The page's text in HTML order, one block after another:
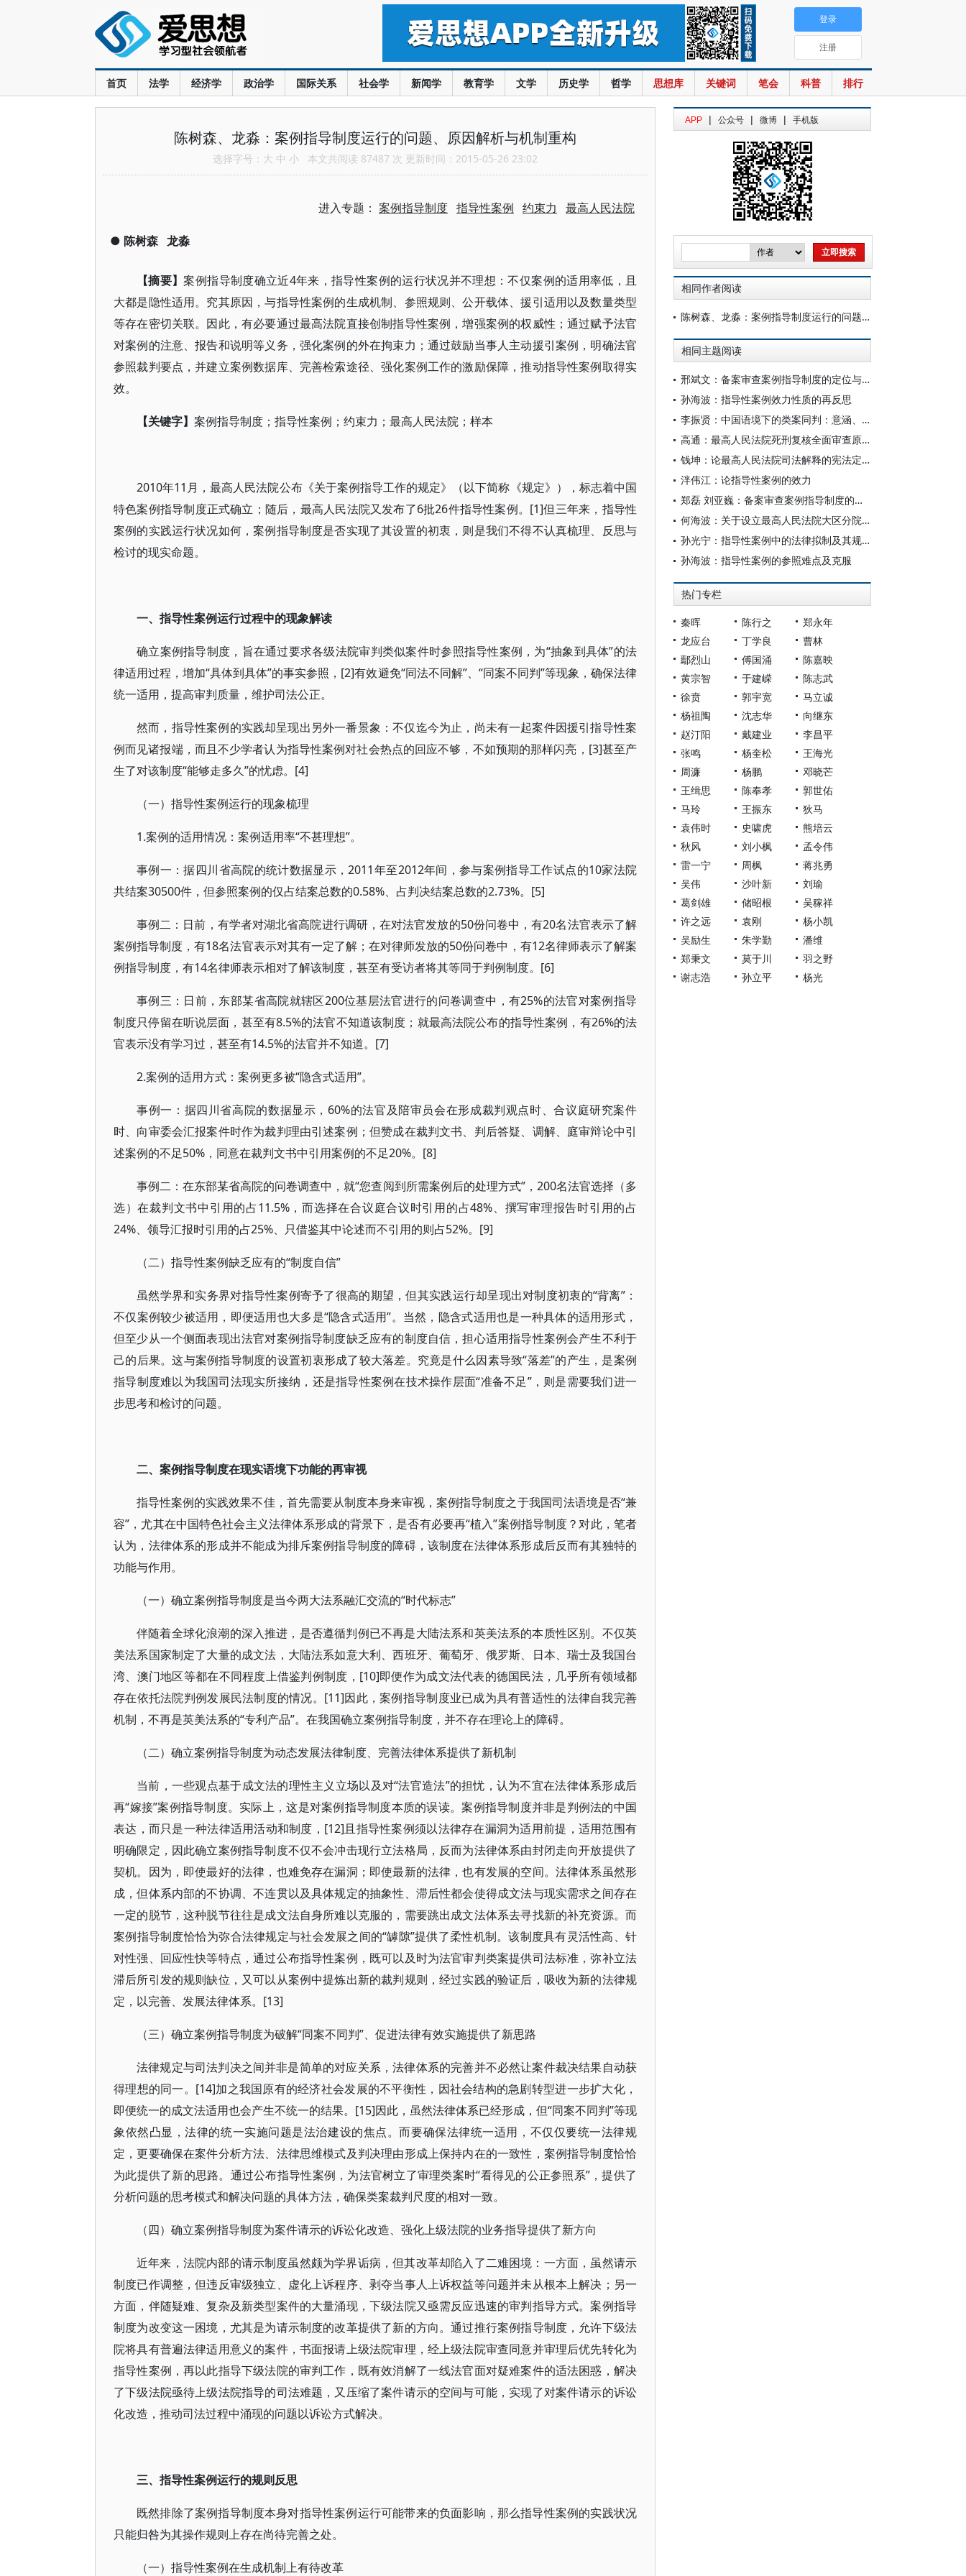
首页 法学 经济学 政治学 国际关系 社会学 新闻学 教育学 文学 历史学 哲学 思想库 关键词 笔会 科普 排行
登录
注册
陈树森、龙淼：案例指导制度运行的问题、原因解析与机制重构
选择字号： 大 中 小 本文共阅读 87487 次 更新时间：2015-05-26 23:02
进入专题： 案例指导制度 指导性案例 约束力 最高人民法院
● 陈树森 龙淼
【摘要】案例指导制度确立近4年来，指导性案例的运行状况并不理想：不仅案例的适用率低，且
大都是隐性适用。究其原因，与指导性案例的生成机制、参照规则、公开载体、援引适用以及数量类型
等存在密切关联。因此，有必要通过最高法院直接创制指导性案例，增强案例的权威性；通过赋予法官
对案例的注意、报告和说明等义务，强化案例的外在拘束力；通过鼓励当事人主动援引案例，明确法官
参照裁判要点，并建立案例数据库、完善检索途径、强化案例工作的激励保障，推动指导性案例取得实
效。
【关键字】 案例指导制度；指导性案例；约束力；最高人民法院；样本
2010年11月，最高人民法院公布《关于案例指导工作的规定》（以下简称《规定》），标志着中国
特色案例指导制度正式确立；随后，最高人民法院又发布了6批26件指导性案例。[1]但三年来，指导性
案例的实践运行状况如何，案例指导制度是否实现了其设置的初衷，则是我们不得不认真梳理、反思与
检讨的现实命题。
一、指导性案例运行过程中的现象解读
确立案例指导制度，旨在通过要求各级法院审判类似案件时参照指导性案例，为“抽象到具体”的法
律适用过程，增加“具体到具体”的事实参照，[2]有效避免“同法不同解”、“同案不同判”等现象，确保法律
统一适用，提高审判质量，维护司法公正。
然而，指导性案例的实践却呈现出另外一番景象：不仅迄今为止，尚未有一起案件因援引指导性案
例而见诸报端，而且不少学者认为指导性案例对社会热点的回应不够，不如预期的那样闪亮，[3]甚至产
生了对该制度“能够走多久”的忧虑。[4]
（一）指导性案例运行的现象梳理
1.案例的适用情况：案例适用率“不甚理想”。
事例一：据四川省高院的统计数据显示，2011年至2012年间，参与案例指导工作试点的10家法院
共结案30500件，但参照案例的仅占结案总数的0.58%、占判决结案总数的2.73%。[5]
事例二：日前，有学者对湖北省高院进行调研，在对法官发放的50份问卷中，有20名法官表示了解
案例指导制度，有18名法官表示对其有一定了解；在对律师发放的50份问卷中，有12名律师表示了解案
例指导制度，有14名律师表示相对了解该制度，甚至有受访者将其等同于判例制度。[6]
事例三：日前，东部某省高院就辖区200位基层法官进行的问卷调查中，有25%的法官对案例指导
制度只停留在听说层面，甚至有8.5%的法官不知道该制度；就最高法院公布的指导性案例，有26%的法
官表示没有学习过，甚至有14.5%的法官并不知道。[7]
2.案例的适用方式：案例更多被“隐含式适用”。
事例一：据四川省高院的数据显示，60%的法官及陪审员会在形成裁判观点时、合议庭研究案件
时、向审委会汇报案件时作为裁判理由引述案例；但赞成在裁判文书、判后答疑、调解、庭审辩论中引
述案例的不足50%，同意在裁判文书中引用案例的不足20%。[8]
事例二：在东部某省高院的问卷调查中，就“您查阅到所需案例后的处理方式”，200名法官选择（多
选）在裁判文书中引用的占11.5%，而选择在合议庭合议时引用的占48%、撰写审理报告时引用的占
24%、领导汇报时引用的占25%、只借鉴其中论述而不引用的则占52%。[9]
（二）指导性案例缺乏应有的“制度自信”
虽然学界和实务界对指导性案例寄予了很高的期望，但其实践运行却呈现出对制度初衷的“背离”：
不仅案例较少被适用，即便适用也大多是“隐含式适用”。当然，隐含式适用也是一种具体的适用形式，
但至少从一个侧面表现出法官对案例指导制度缺乏应有的制度自信，担心适用指导性案例会产生不利于
己的后果。这与案例指导制度的设置初衷形成了较大落差。究竟是什么因素导致“落差”的产生，是案例
指导制度难以为我国司法现实所接纳，还是指导性案例在技术操作层面“准备不足”，则是需要我们进一
步思考和检讨的问题。
二、案例指导制度在现实语境下功能的再审视
指导性案例的实践效果不佳，首先需要从制度本身来审视，案例指导制度之于我国司法语境是否“兼
容”，尤其在中国特色社会主义法律体系形成的背景下，是否有必要再“植入”案例指导制度？对此，笔者
认为，法律体系的形成并不能成为排斥案例指导制度的障碍，该制度在法律体系形成后反而有其独特的
功能与作用。
（一）确立案例指导制度是当今两大法系融汇交流的“时代标志”
伴随着全球化浪潮的深入推进，是否遵循判例已不再是大陆法系和英美法系的本质性区别。不仅英
美法系国家制定了大量的成文法，大陆法系如意大利、西班牙、葡萄牙、俄罗斯、日本、瑞士及我国台
湾、澳门地区等都在不同程度上借鉴判例制度，[10]即便作为成文法代表的德国民法，几乎所有领域都
存在依托法院判例发展民法制度的情况。[11]因此，案例指导制度业已成为具有普适性的法律自我完善
机制，不再是英美法系的“专利产品”。在我国确立案例指导制度，并不存在理论上的障碍。
（二）确立案例指导制度为动态发展法律制度、完善法律体系提供了新机制
当前，一些观点基于成文法的理性主义立场以及对“法官造法”的担忧，认为不宜在法律体系形成后
再“嫁接”案例指导制度。实际上，这是对案例指导制度本质的误读。案例指导制度并非是判例法的中国
表达，而只是一种法律适用活动和制度，[12]且指导性案例须以法律存在漏洞为适用前提，适用范围有
明确限定，因此确立案例指导制度不仅不会冲击现行立法格局，反而为法律体系由封闭走向开放提供了
契机。因为，即使最好的法律，也难免存在漏洞；即使最新的法律，也有发展的空间。法律体系虽然形
成，但体系内部的不协调、不连贯以及具体规定的抽象性、滞后性都会使得成文法与现实需求之间存在
一定的脱节，这种脱节往往是成文法自身所难以克服的，需要跳出成文法体系去寻找新的补充资源。而
案例指导制度恰恰为弥合法律规定与社会发展之间的“罅隙”提供了柔性机制。该制度具有灵活性高、针
对性强、回应性快等特点，通过公布指导性案例，既可以及时为法官审判类案提供司法标准，弥补立法
滞后所引发的规则缺位，又可以从案例中提炼出新的裁判规则，经过实践的验证后，吸收为新的法律规
定，以完善、发展法律体系。[13]
（三）确立案例指导制度为破解“同案不同判”、促进法律有效实施提供了新思路
法律规定与司法判决之间并非是简单的对应关系，法律体系的完善并不必然让案件裁决结果自动获
得理想的同一。[14]加之我国原有的经济社会发展的不平衡性，因社会结构的急剧转型进一步扩大化，
即便统一的成文法适用也会产生不统一的结果。[15]因此，虽然法律体系已经形成，但“同案不同判”等现
象依然凸显，法律的统一实施问题是法治建设的焦点。而要确保法律统一适用，不仅仅要统一法律规
定，更要确保在案件分析方法、法律思维模式及判决理由形成上保持内在的一致性，案例指导制度恰恰
为此提供了新的思路。通过公布指导性案例，为法官树立了审理类案时“看得见的公正参照系”，提供了
分析问题的思考模式和解决问题的具体方法，确保类案裁判尺度的相对一致。
（四）确立案例指导制度为案件请示的诉讼化改造、强化上级法院的业务指导提供了新方向
近年来，法院内部的请示制度虽然颇为学界诟病，但其改革却陷入了二难困境：一方面，虽然请示
制度已作调整，但违反审级独立、虚化上诉程序、剥夺当事人上诉权益等问题并未从根本上解决；另一
方面，伴随疑难、复杂及新类型案件的大量涌现，下级法院又亟需反应迅速的审判指导方式。案例指导
制度为改变这一困境，尤其是为请示制度的改革提供了新的方向。通过推行案例指导制度，允许下级法
院将具有普遍法律适用意义的案件，书面报请上级法院审理，经上级法院审查同意并审理后优先转化为
指导性案例，再以此指导下级法院的审判工作，既有效消解了一线法官面对疑难案件的适法困惑，解决
了下级法院亟待上级法院指导的司法难题，又压缩了案件请示的空间与可能，实现了对案件请示的诉讼
化改造，推动司法过程中涌现的问题以诉讼方式解决。
三、指导性案例运行的规则反思
既然排除了案例指导制度本身对指导性案例运行可能带来的负面影响，那么指导性案例的实践状况
只能归咎为其操作规则上存在尚待完善之处。
（一）指导性案例在生成机制上有待改革
APP | 公众号 | 微博 | 手机版
相同作者阅读
陈树森、龙淼：案例指导制度运行的问题、原因解析与机制重构
相同主题阅读
邢斌文：备案审查案例指导制度的定位与前瞻
孙海波：指导性案例效力性质的再反思
李振贤：中国语境下的类案同判：意涵、机制与制度化
高通：最高人民法院死刑复核全面审查原则再检视
钱坤：论最高人民法院司法解释的宪法定位
泮伟江：论指导性案例的效力
郑磊 刘亚巍：备案审查案例指导制度的里程碑
何海波：关于设立最高人民法院大区分院的设想
孙光宁：指导性案例中的法律拟制及其规制
孙海波：指导性案例的参照难点及克服
热门专栏
秦晖 陈行之
郑永年
龙应台
丁学良
曹林
鄢烈山
傅国涌
陈嘉映
黄宗智
于建嵘
陈志武
徐贲
郭宇宽
马立诚
杨祖陶
沈志华
向继东
赵汀阳
戴建业
李昌平
张鸣
杨奎松
王海光
周濂
杨鹏
邓晓芒
王缉思
陈奉孝
郭世佑
马玲
王振东
狄马
袁伟时
史啸虎
熊培云
秋风
刘小枫
孟令伟
雷一宁
周枫
蒋兆勇
吴伟
沙叶新
刘瑜
葛剑雄
储昭根
吴稼祥
许之远
袁刚
杨小凯
吴励生
朱学勤
潘维
郑秉文
莫于川
羽之野
谢志浩
孙立平 杨光